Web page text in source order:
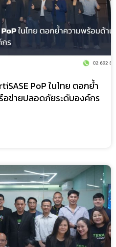
PoP ในไทย ตอกย้ำ
อข่ายปลอดภัยระดับองค์กร